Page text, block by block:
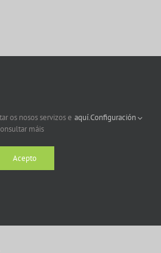
os nosos servizos e
máis
aquí.Configuración
Acepto